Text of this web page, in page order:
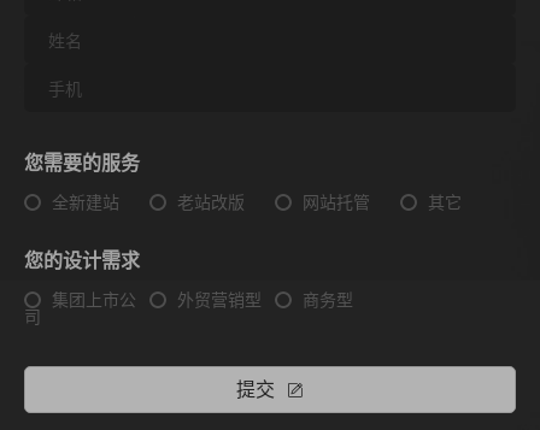
您需要的服务
全新建站 老站改版 网站托管 其它
您的设计需求
集团上市公
司
外贸营销型 商务型
提交